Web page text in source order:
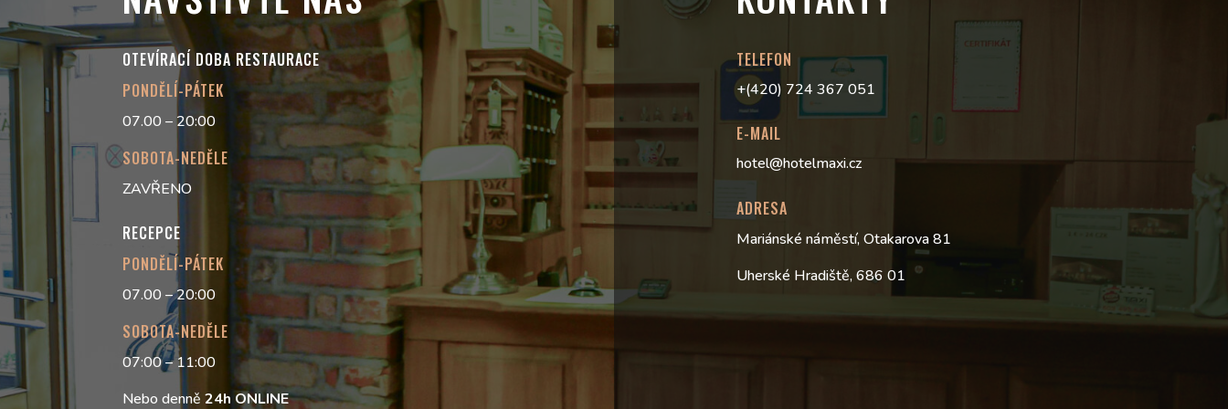
OTEVÍRACÍ DOBA RESTAURACE
PONDĚLÍ-PÁTEK
07.00 – 20:00
SOBOTA-NEDĚLE
ZAVŘENO
RECEPCE
PONDĚLÍ-PÁTEK
07.00 – 20:00
SOBOTA-NEDĚLE
07:00 – 11:00
Nebo denně24h ONLINE
TELEFON
+(420) 724 367 051
E-MAIL
hotel@hotelmaxi.cz
ADRESA
Mariánské náměstí, Otakarova 81
Uherské Hradiště, 686 01